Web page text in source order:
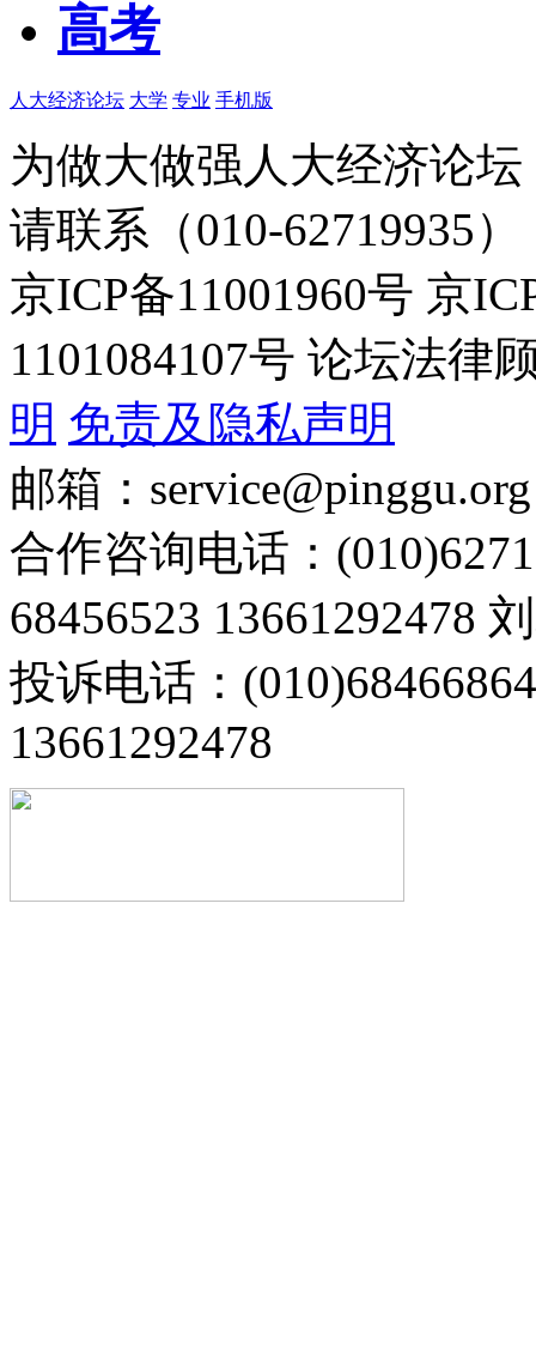
高考
人大经济论坛 大学 专业 手机版
为做大做强人大经济论
请联系（010-62719935）
京ICP备11001960号 京
1101084107号 论坛法律
明 免责及隐私声明
邮箱：service@pinggu.org
合作咨询电话：
68456523 13661292478
投诉电话：
13661292478